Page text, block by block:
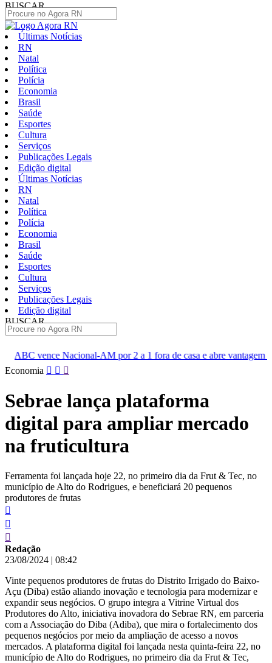
BUSCAR
Últimas Notícias
RN
Natal
Política
Polícia
Economia
Brasil
Saúde
Esportes
Cultura
Serviços
Publicações Legais
Edição digital
Últimas Notícias
RN
Natal
Política
Polícia
Economia
Brasil
Saúde
Esportes
Cultura
Serviços
Publicações Legais
Edição digital
BUSCAR
AM por 2 a 1 fora de casa e abre vantagem nas quartas
Cine
Pular
conteúdo
Economia
Sebrae lança plataforma
digital para ampliar mercado
na fruticultura
Ferramenta foi lançada hoje 22, no primeiro dia da Frut & Tec, no
município de Alto do Rodrigues, e beneficiará 20 pequenos
produtores de frutas
Redação
23/08/2024 | 08:42
Vinte pequenos produtores de frutas do Distrito Irrigado do Baixo-
Açu (Diba) estão aliando inovação e tecnologia para modernizar e
expandir seus negócios. O grupo integra a Vitrine Virtual dos
Produtores do Alto, iniciativa inovadora do Sebrae RN, em parceria
com a Associação do Diba (Adiba), que mira o fortalecimento dos
pequenos negócios por meio da ampliação de acesso a novos
mercados. A plataforma digital foi lançada nesta quinta-feira 22, no
município de Alto do Rodrigues, no primeiro dia da Frut & Tec,